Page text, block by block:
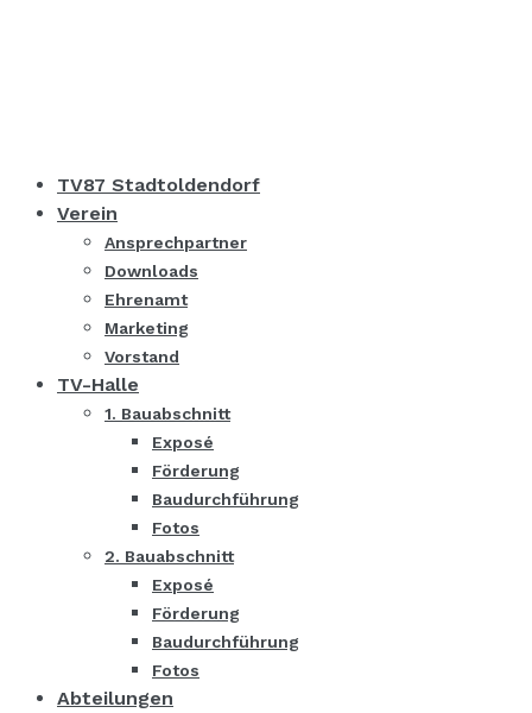
TV87 Stadtoldendorf
Verein
Ansprechpartner
Downloads
Ehrenamt
Marketing
Vorstand
TV-Halle
1. Bauabschnitt
Exposé
Förderung
Baudurchführung
Fotos
2. Bauabschnitt
Exposé
Förderung
Baudurchführung
Fotos
Abteilungen